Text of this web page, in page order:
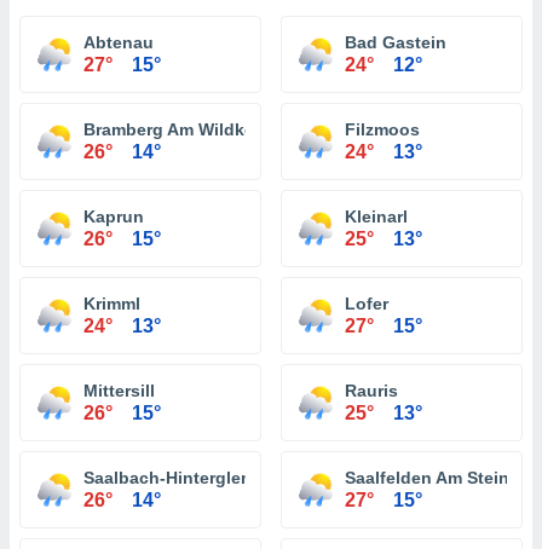
Abtenau
27° 15°
Bad Gastein
24° 12°
Bramberg Am Wildkogel
26° 14°
Filzmoos
24° 13°
Kaprun
26° 15°
Kleinarl
25° 13°
Krimml
24° 13°
Lofer
27° 15°
Mittersill
26° 15°
Rauris
25° 13°
Saalbach-Hinterglemm
26° 14°
Saalfelden Am
27° 15°